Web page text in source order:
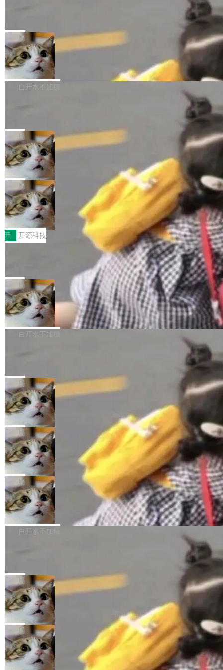
质的最低采样率）的音频格式将被拒绝 修复了 C
SS 圆角虚线样式中可能存在的问题 如果表单中
的图像元素不在同一个子树中，则它们将不再关
联 加...
最强的若干项。对于尚未正式发版的 PG 19，则
通过拉取过去一年内（从 PG 18 Beta1 时间点
至今）的所有 commit，同样交由 AI 分析提炼。
经过人工复核，准确度令人满意。这一方法也为
社区爱好者提供了高效跟踪新版本的思路。
维护工作一直与我的日常工作、家务、社交生活
和休闲娱乐竞争时间。" 这是 libexpat 维护者 S
ebastian Pipping 写在博客里的话。8 月 4 日，
他宣布了一个新消息：从 2026 年 8 月 1 日起，
他可以全职维护 libexpat 了，最长 6 个月。发
库之一。你的操作系统、浏览器、无数的基础设
施软件，很可能都在用它。而过去十年，维护它
的人一直在用业余...
局
Firefox 153.0.3 发布
Firefox 153.0.3 现已发布，具体更新内容如
下： New Smart Window 包含多项增强功能：
gi?id=2019042">Bug&nbsp;2019042</a>）</l
i> <li>现在，助手可以直接使用 Exa 的网络搜索
结果回答问题，而无需将问题转交给搜索引擎。
（<a href="https://bugzilla.mozilla.org/show_
bug.cgi?id=204...
白开水不加糖
的 npm 包。项目的核心论点是：容器不适合 Ag
ent 计算。真正适合的，是 Isolate。 Cloudflare
工程师在这件事上没什么可谦虚的——他们用 W
orkers 跑了十年 Isolate。用 CEO Matthew Pri
nce 的话说：「我们一生都在用 Isolate 运行代
码，而 AI Agent 不需要容器，它们需要的是 Iso
late。」 容器为什么不合适 容器的问题在于启动
和销毁都太重了。一个 Agent 要执行的任务可能
只需要几毫秒的 CPU 时间，但容器从冷启动到
就绪要花数秒。如果未来有十...
局
OpenAI 公开邮件和聊天记录回应苹果
诉讼，称“Apple is getting this wron
g”
上个月，苹果一纸诉状把 OpenAI 告上法庭，指
控其挖角苹果前员工并窃取商业秘密。苹果的诉
状把 OpenAI 描述成一个系统性地从前东家挖
人、套取机密信息的对手。 OpenAI 没发律师
函，也没选择庭外沉默。它在官网贴了一篇博
文，标题只有六个字：Apple is getting this wro
ng。 然后，它把邮件往来和 iMessage 聊天记
录全贴了出来。 他发错人了 苹果外部律师 Gabr
iel Gross 来自 Weil 律所，2 月 23 日下午 5:53
给 OpenAI 总法律顾问 Che Chang 发了封邮
件，附了一封长信，要求 OpenAI 配合调查前苹
果员工带走机密信...
局
HUAWEI MatePad Edge上架WorkBu
ddy鸿蒙PC版，说话就能干活的AI办公
搭子
全能AI工作台WorkBuddy鸿蒙PC版上架HUAWE
I MatePad Edge应用市场，直接下载即可使
用，与鸿蒙电脑上的体验一致。值得一提的是，
这是目前市面上唯一支持平板接入WorkBuddy P
C版的产品，搭载“人机双写”重磅功能——你写
你的，AI写AI的，同屏协作互不干扰。一句话让
AI帮你干活，现在开启全新体验！ 温馨提示：
体验WorkBuddy鸿蒙PC版前，请将 HUAWEI M
atePad Edge 升级至 HarmonyOS 6.1.0.135S
P9 patch03及以上版本。 *升级路径：设置 > 搜
开 开源科技
FFmpeg 9.0 发布：代号“Lei”，以此纪
全球知名开源多媒体框架 FFmpeg 今天正式发
布了 9.0 版本。这个版本除了带来新一代音视频
处理能力和硬件加速支持之外，还有一个特殊之
处：FFmpeg 9.0 的代号是“Lei”。 这个名字，
来自中国开发者雷霄骅（Lei Xiaohua）。 对于
很多中国音视频开发者而言，这个名字并不陌
“启蒙老师”。 而今年，恰好是雷霄骅离世十周
年。FFmpeg 社区最终选择用一个大版本的名
字，留下了这份纪念。 雷霄骅曾是中国传媒大学
数字电视技术方向的博士生，长期从事视频、音
频技...
局
亚马逊成本失控：AI 写代码烧掉 1215
万元，超预算 860%
外媒近日曝光了亚马逊的多份内部报告显示，AI
导致公司在多个项目上超支。《金融时报》报道
编写程序，目标是完成电商平台作者信息与商品
列表的数据匹配 —— 一项常规的数据处理任
务，最终却产生了 180 万美元的账单，实际支出
超出原定预算 860%。 更令人意外的是，该项目
最终并未成功落地，而高额算力消耗持续运行长
达 5 个月，公司直到财务对账时才察觉异常。这
意味着一个无人看管的 AI 程序，在近半年时间
里日夜不停地"烧钱"。 复盘显示，...
白开水不加糖
e CEO Clément Delangue 在 CNBC 的采访里
没有拐弯抹角。他说中国正在赢得 AI 竞赛，而
且按目前的速度，中国 AI 工具预计在今年底或
2027 年就能追上美国前沿实验室的水平。 Dela
ngue 把原因归结为一件事：开放协作。中国的
AI 开发者在一个共享和协作的生态里加速迭代，
而美国模型厂商在"闭门造车"。他的原话是 "buil
ding in silos"——各自为战，互不通气。 这个判
断从他嘴里说出来分量不同。Hugging Face 是
全球最大的开源 AI 平台，上面跑着上百万个模
型。谁在开源赛道上领先，...
局
当 AI agent 把源码变成了最好的扩展系
统，开发者工具必须开源
五年前，David Crawshaw 问过很多软件工程师
一个问题：你写过什么给自己用的程序？答案几
乎都是没有。工程师们整天用别人写的程序写程
序给别人用。偶尔有人自己写个博客系统、智能
家居控制、家庭实验室，都算稀奇事。 Crawsh
aw 是 Shelley 的作者，一个开源 AI coding age
nt。他最近在博客上写了一篇文章，核心论点很
简单：开发者工具必须开源。 理由不是传统的自
由软件情怀，而是一个跟 AI agent 直接相关的
技术判断。 两行 prompt 就能个性化任何软件 C
局
DeepSeek Harness 宣布内测邀请，全
网最大规模开源 Agent 路演现场诞生
一条内测招募帖，发出去的时候大概没人想到它
会变成一场开源 Agent 生态的路演。 8月1日，
DeepSeek Harness 团队负责人崔添翼（tiany
i）在 X 上发帖： 「如果你是 Agent Harness 相
关开源项目的开发者，希望参加 DeepSeek Har
ness 的内测，可以回复或私信联系我。请附上
Harness 负责把能力落到真实环境中——调用工
具、读写文件、管理上下文、处理错误、完成闭
环。崔添翼招人的标...
局
商汤 SenseNova U1.5-Lite-Preview
开源
商汤科技宣布面向社区开源轻量级统一多模态模
型的预览版本 SenseNova U1.5-Lite-Preview。
理解、推理、生成与编辑，还仅以 8B-MoT 的轻
量大小，将能力推进到4K、更精细的真实质感、
更复杂的视觉控制和可持续迭代编辑。 相比 U
1，U1.5-Lite-Preview 在以下方向上带来了显著
提升： 原生支持4K图像生成； 更精细的局部纹
理、细节与真实世界质感； 更准确的中英文文字
生成与复杂版式组织； 更稳定的图...
白开水不加糖
nap。这次是 hwctl——一个用来检查 Ubuntu
硬件认证状态的命令行工具。 Canonical 工程师
Alan Griffiths 在邮件列表中说得很直白：「hwc
tl 是一个 Ubuntu 专有的包，它和它的依赖项都
是 Ubuntu 专有的，不会用在其他发行版上。」
所以 deb 版本的受众实际上为零。既然只有 Ub
untu 用户在用，那用 snap 打包就没什么可纠结
的。 从 deb 到 snap 的迁移路径 hwctl 是 rust-
局
Dario Amodei 担心新人来 Anthropic
只为金钱，不为使命
顶级 AI 研究员在两家公司之间来回跳，中间只
隔了几天。 Lilian Weng 上周刚宣布因健康原因
离开 Thinking Machines Lab，说自己作为联合
创始人的角色「太累了」。几天后，The Inform
ation 就曝出她将重回 OpenAI，负责递归自我
局
FFmpeg 9.0 发布
FFmpeg 9.0 现已发布，包含多项改进。官方更